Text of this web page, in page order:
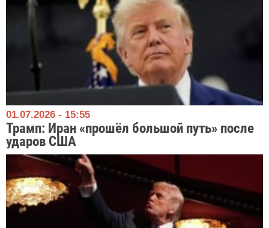
01.07.2026 - 15:55
Трамп: Иран «прошёл большой путь» после
ударов США